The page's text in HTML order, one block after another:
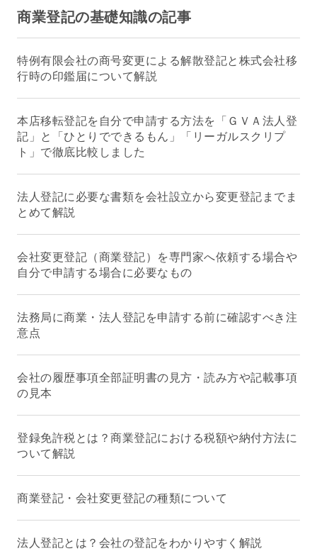
商業登記の基礎知識の記事
特例有限会社の商号変更による解散登記と株式会社移
行時の印鑑届について解説
本店移転登記を自分で申請する方法を「ＧＶＡ法人登
記」と「ひとりでできるもん」「リーガルスクリプ
ト」で徹底比較しました
法人登記に必要な書類を会社設立から変更登記までま
とめて解説
会社変更登記（商業登記）を専門家へ依頼する場合や
自分で申請する場合に必要なもの
法務局に商業・法人登記を申請する前に確認すべき注
意点
会社の履歴事項全部証明書の見方・読み方や記載事項
の見本
登録免許税とは？商業登記における税額や納付方法に
ついて解説
商業登記・会社変更登記の種類について
法人登記とは？会社の登記をわかりやすく解説